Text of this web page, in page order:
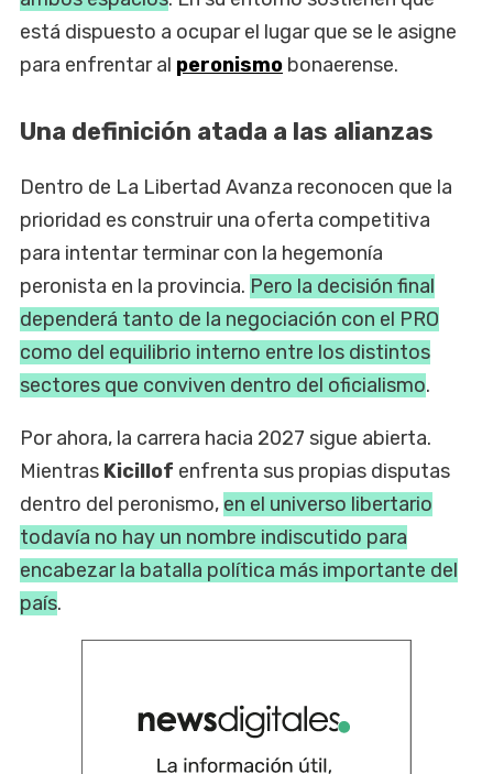
está dispuesto a ocupar el lugar que se le asigne
para enfrentar al peronismo bonaerense.
Una definición atada a las alianzas
Dentro de La Libertad Avanza reconocen que la
prioridad es construir una oferta competitiva
para intentar terminar con la hegemonía
peronista en la provincia. Pero la decisión final
dependerá tanto de la negociación con el PRO
como del equilibrio interno entre los distintos
sectores que conviven dentro del oficialismo.
Por ahora, la carrera hacia 2027 sigue abierta.
Mientras Kicillof enfrenta sus propias disputas
dentro del peronismo, en el universo libertario
todavía no hay un nombre indiscutido para
encabezar la batalla política más importante del
país.